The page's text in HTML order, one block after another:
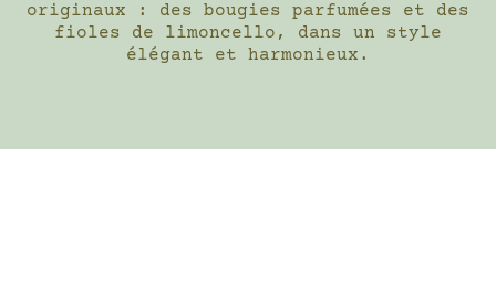
originaux : des bougies parfumées et des
fioles de limoncello, dans un style
élégant et harmonieux.